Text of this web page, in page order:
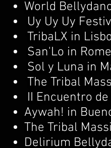
World
Uy Uy Uy
TribaLX in
San'Lo in
Sol y Luna in
The Tribal
II Encuentro
Aywah! in
The Tribal
Delirium